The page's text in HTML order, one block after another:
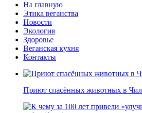
На главную
Этика веганства
Новости
Экология
Здоровье
Веганская кухня
Контакты
Приют спасённых животных в